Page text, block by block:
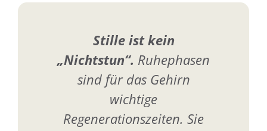
Stille ist kein
„Nichtstun“. Ruhephasen
sind für das Gehirn
wichtige
Regenerationszeiten. Sie